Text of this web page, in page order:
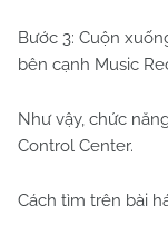
Bước 3: Cuộn
bên cạnh Music
Như vậy, chức
Control Center.
Cách tìm trên bài